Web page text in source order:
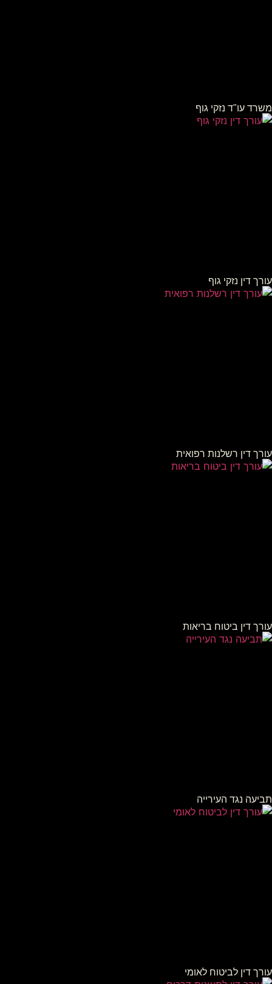
משרד עו"ד נזקי גוף
עורך דין נזקי גוף
עורך דין רשלנות רפואית
עורך דין ביטוח בריאות
תביעה נגד העירייה
עורך דין לביטוח לאומי